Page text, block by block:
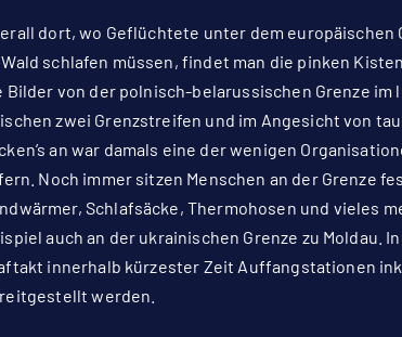
dort, wo Geflüchtete unter dem
schlafen müssen, findet man die pinken
Bilder von der polnisch-belarussischen Grenze
zwei Grenzstreifen und im Angesicht von
an war damals eine der wenigen
Noch immer sitzen Menschen an der Grenze
Schlafsäcke, Thermohosen und vieles
auch an der ukrainischen Grenze zu Moldau.
innerhalb kürzester Zeit Auffangstationen
werden.